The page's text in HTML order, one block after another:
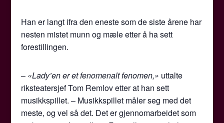
Han er langt ifra den eneste som de siste årene har
nesten mistet munn og mæle etter å ha sett
forestillingen.
– «Lady’en er et fenomenalt fenomen,» uttalte
riksteatersjef Tom Remlov etter at han sett
musikkspillet. – Musikkspillet måler seg med det
meste, og vel så det. Det er gjennomarbeidet som